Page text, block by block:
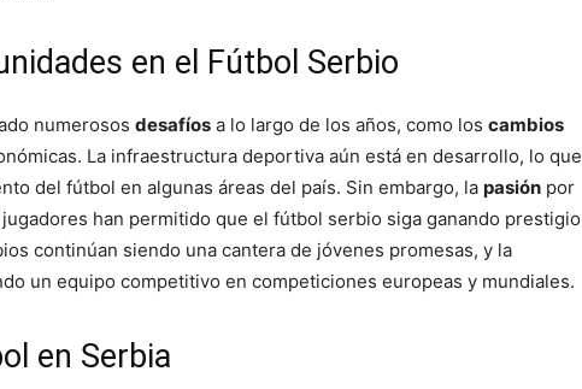
en el Fútbol Serbio
numerosos desafíos a lo largo de los años, como los cambios
La infraestructura deportiva aún está en desarrollo, lo que
del fútbol en algunas áreas del país. Sin embargo, la pasión por
han permitido que el fútbol serbio siga ganando prestigio
continúan siendo una cantera de jóvenes promesas, y la
un equipo competitivo en competiciones europeas y mundiales.
en Serbia